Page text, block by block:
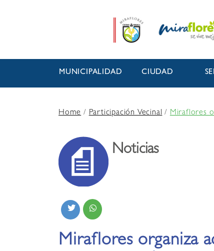
MUNICIPALIDAD CIUDAD
Home/Participación Vecinal/Miraflores
Noticias
Miraflores organiza